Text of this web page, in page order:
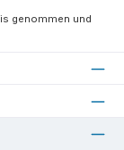
genommen und